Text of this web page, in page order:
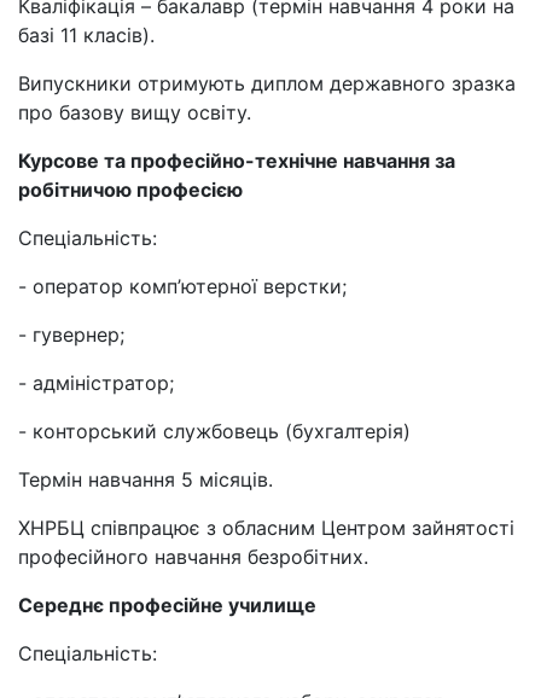
Кваліфікація – бакалавр (термін навчання 4 роки на
базі 11 класів).
Випускники отримують диплом державного зразка
про базову вищу освіту.
Курсове та професійно-технічне навчання за
робітничою професією
Спеціальність:
- оператор комп’ютерної верстки;
- гувернер;
- адміністратор;
- конторський службовець (бухгалтерія)
Термін навчання 5 місяців.
ХНРБЦ співпрацює з обласним Центром зайнятості
професійного навчання безробітних.
Середнє професійне училище
Спеціальність: